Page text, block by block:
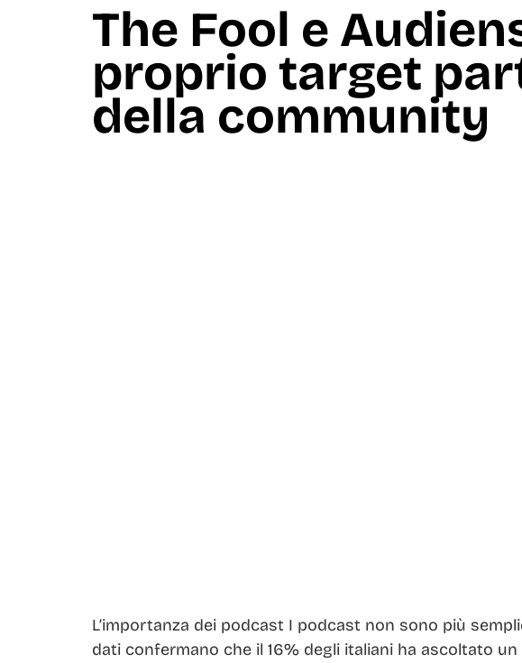
The Fool e
proprio target
della community
L’importanza dei podcast I podcast non sono più
dati confermano che il 16% degli italiani ha ascoltato